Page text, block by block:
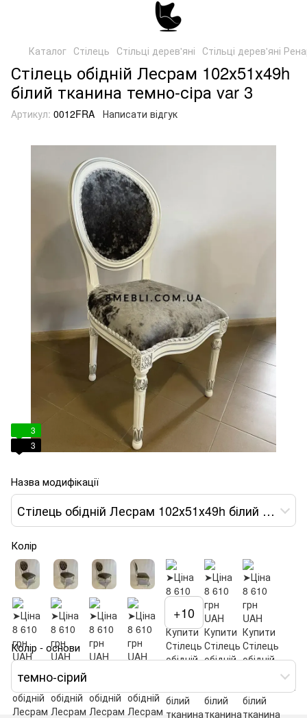
Каталог Стілець Стільці дерев'яні Стільці дерев'яні
Стілець обідній Лесрам 102х51х49h
білий тканина темно-сіра var 3
Артикул: 0012FRA Написати відгук
3
3
Назва модифікації
Стілець обідній Лесрам 102х51х49h білий тканина темно-сіра var 3
Колір
+10
Колір - основи
темно-сірий